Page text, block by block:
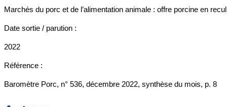
Marchés du porc et de l’alimentation animale : offre porcine en
Date sortie / parution :
2022
Référence :
Baromètre Porc, n° 536, décembre 2022, synthèse du mois, p. 8